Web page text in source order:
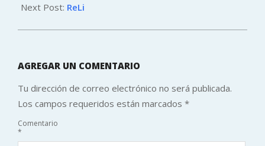
03
Next Post: ReLi
AGREGAR UN COMENTARIO
Tu dirección de correo electrónico no será publicada.
Los campos requeridos están marcados *
Comentario
*